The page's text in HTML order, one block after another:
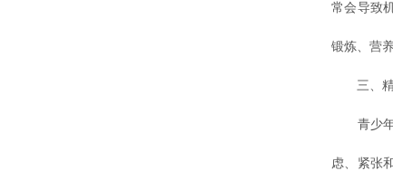
常会导致
锻炼、营
三、精
青少年
虑、紧张